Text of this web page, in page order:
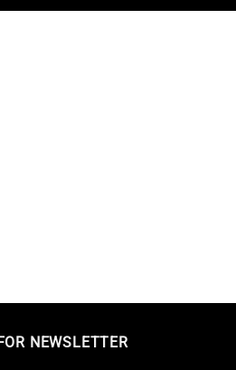
NEWSLETTER